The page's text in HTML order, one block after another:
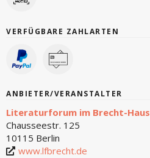
VERFÜGBARE ZAHLARTEN
ANBIETER/VERANSTALTER
Literaturforum im Brecht-Haus
Chausseestr. 125
10115 Berlin
www.lfbrecht.de